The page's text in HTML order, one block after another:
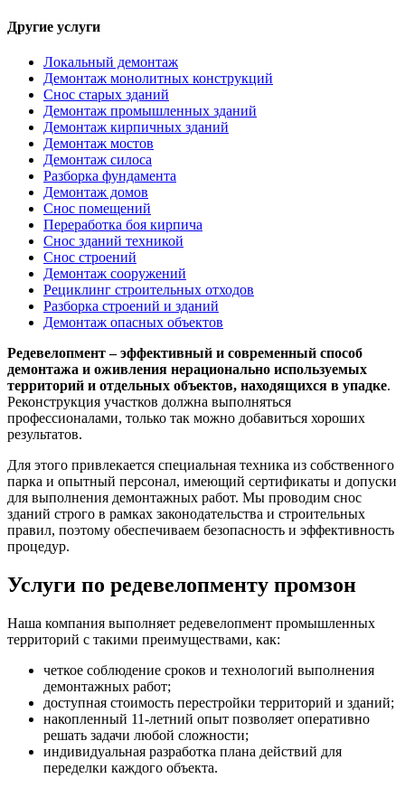
Другие услуги
Локальный демонтаж
Демонтаж монолитных конструкций
Снос старых зданий
Демонтаж промышленных зданий
Демонтаж кирпичных зданий
Демонтаж мостов
Демонтаж силоса
Разборка фундамента
Демонтаж домов
Снос помещений
Переработка боя кирпича
Снос зданий техникой
Снос строений
Демонтаж сооружений
Рециклинг строительных отходов
Разборка строений и зданий
Демонтаж опасных объектов
Редевелопмент – эффективный и современный способ
демонтажа и оживления нерационально используемых
территорий и отдельных объектов, находящихся в упадке.
Реконструкция участков должна выполняться
профессионалами, только так можно добавиться хороших
результатов.
Для этого привлекается специальная техника из собственного
парка и опытный персонал, имеющий сертификаты и допуски
для выполнения демонтажных работ. Мы проводим снос
зданий строго в рамках законодательства и строительных
правил, поэтому обеспечиваем безопасность и эффективность
процедур.
Услуги по редевелопменту промзон
Наша компания выполняет редевелопмент промышленных
территорий с такими преимуществами, как:
четкое соблюдение сроков и технологий выполнения
демонтажных работ;
доступная стоимость перестройки территорий и зданий;
накопленный 11-летний опыт позволяет оперативно
решать задачи любой сложности;
индивидуальная разработка плана действий для
переделки каждого объекта.